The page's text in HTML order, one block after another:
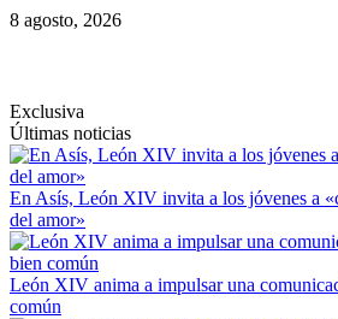
Saltar
8 agosto, 2026
Exclusiva
Últimas noticias
En Asís, León XIV invita a los jóvenes a
del amor»
León XIV anima a impulsar una
común